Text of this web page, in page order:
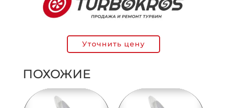
Уточнить цену
ПОХОЖИЕ